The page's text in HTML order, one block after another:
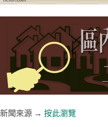
新聞來源 → 按此瀏覽